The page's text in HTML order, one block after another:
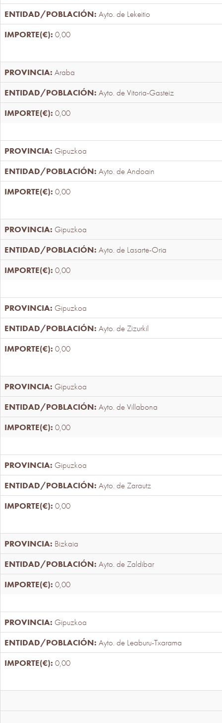
Ayto. de Lekeitio
0,00
Araba
Ayto. de Vitoria-Gasteiz
0,00
Gipuzkoa
Ayto. de Andoain
0,00
Gipuzkoa
Ayto. de Lasarte-Oria
0,00
Gipuzkoa
Ayto. de Zizurkil
0,00
Gipuzkoa
Ayto. de Villabona
0,00
Gipuzkoa
Ayto. de Zarautz
0,00
Bizkaia
Ayto. de Zaldibar
0,00
Gipuzkoa
Ayto. de Leaburu-Txarama
0,00